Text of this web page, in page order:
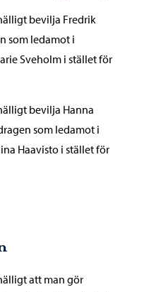
bevilja Fredrik
som ledamot i
Sveholm i stället för
bevilja Hanna
som ledamot i
Haavisto i stället för
att man gör